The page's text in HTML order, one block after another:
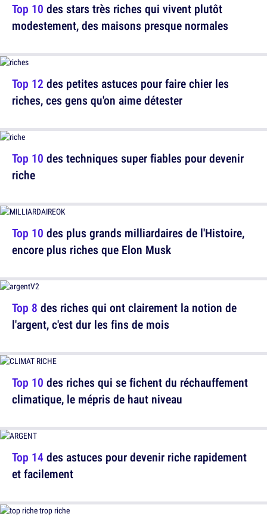
Top 10 des stars très riches qui vivent plutôt
modestement, des maisons presque normales
Top 10 des techniques super fiables pour devenir
riche
Top 8 des riches qui ont clairement la notion de
l'argent, c'est dur les fins de mois
Top 14des astuces pour devenir riche rapidement
et facilement
Top 12 des petites astuces pour faire chier les
riches, ces gens qu'on aime détester
Top 10 des plus grands milliardaires de l'Histoire,
encore plus riches que Elon Musk
Top 10 des riches qui se fichent du réchauffement
climatique, le mépris de haut niveau